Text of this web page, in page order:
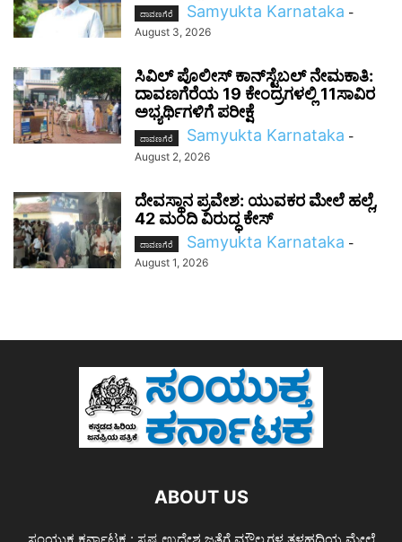
ದಾವಣಗೆರೆ Samyukta Karnataka -
August 3, 2026
ಸಿವಿಲ್ ಪೊಲೀಸ್ ಕಾನ್‌ಸ್ಟೆಬಲ್ ನೇಮಕಾತಿ:
ದಾವಣಗೆರೆಯ 19 ಕೇಂದ್ರಗಳಲ್ಲಿ 11ಸಾವಿರ
ಅಭ್ಯರ್ಥಿಗಳಿಗೆ ಪರೀಕ್ಷೆ
ದಾವಣಗೆರೆ Samyukta Karnataka -
August 2, 2026
ದೇವಸ್ಥಾನ ಪ್ರವೇಶ: ಯುವಕರ ಮೇಲೆ ಹಲ್ಲೆ,
42 ಮಂದಿ ವಿರುದ್ಧ ಕೇಸ್
ದಾವಣಗೆರೆ Samyukta Karnataka -
August 1, 2026
ABOUT US
ಸಂಯುಕ್ತ ಕರ್ನಾಟಕ : ಸ್ಪಷ್ಟ ಉದ್ದೇಶ ಜತೆಗೆ ಮೌಲ್ಯಗಳ ತಳಹದಿಯ ಮೇಲೆ